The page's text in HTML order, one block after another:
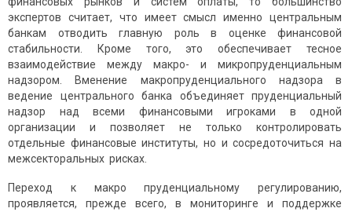
экспертов считает, что имеет смысл именно центральным
банкам отводить главную роль в оценке финансовой
стабильности. Кроме того, это обеспечивает тесное
взаимодействие между макро- и микропруденциальным
надзором. Вменение макропруденциального надзора в
ведение центрального банка объединяет пруденциальный
надзор над всеми финансовыми игроками в одной
организации и позволяет не только контролировать
отдельные финансовые институты, но и сосредоточиться на
межсекторальных рисках.
Переход к макро пруденциальному регулированию,
проявляется, прежде всего, в мониторинге и поддержке